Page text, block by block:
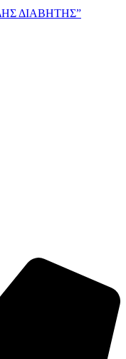
ΔΙΑΒΗΤΗΣ”